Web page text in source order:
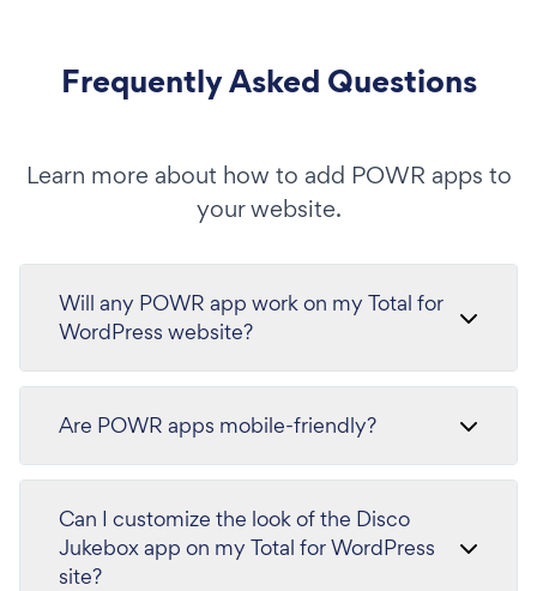
Frequently Asked Questions
Learn more about how to add POWR apps to
your website.
Will any POWR app work on my Total for
WordPress website?
Are POWR apps mobile-friendly?
Can I customize the look of the Disco
Jukebox app on my Total for WordPress
site?